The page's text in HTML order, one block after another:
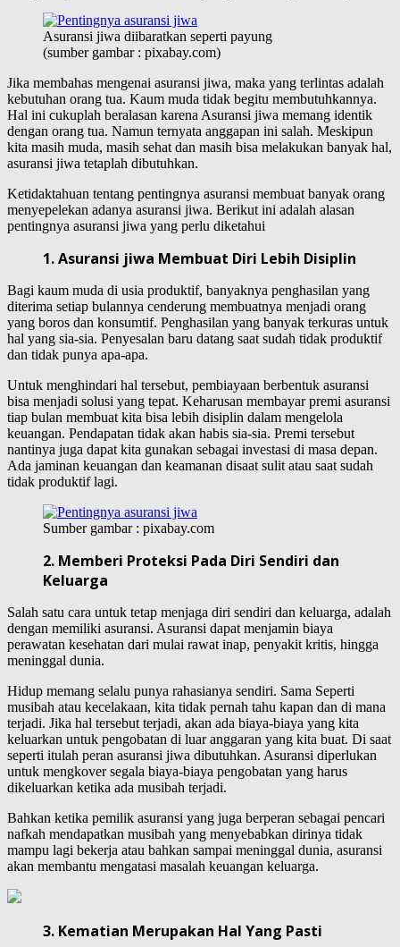
Asuransi jiwa diibaratkan seperti payung
(sumber gambar : pixabay.com)
Jika membahas mengenai asuransi jiwa, maka yang terlintas adalah
kebutuhan orang tua. Kaum muda tidak begitu membutuhkannya.
Hal ini cukuplah beralasan karena Asuransi jiwa memang identik
dengan orang tua. Namun ternyata anggapan ini salah. Meskipun
kita masih muda, masih sehat dan masih bisa melakukan banyak hal,
asuransi jiwa tetaplah dibutuhkan.
Ketidaktahuan tentang pentingnya asuransi membuat banyak orang
menyepelekan adanya asuransi jiwa. Berikut ini adalah alasan
pentingnya asuransi jiwa yang perlu diketahui
1. Asuransi jiwa Membuat Diri Lebih Disiplin
Bagi kaum muda di usia produktif, banyaknya penghasilan yang
diterima setiap bulannya cenderung membuatnya menjadi orang
yang boros dan konsumtif. Penghasilan yang banyak terkuras untuk
hal yang sia-sia. Penyesalan baru datang saat sudah tidak produktif
dan tidak punya apa-apa.
Untuk menghindari hal tersebut, pembiayaan berbentuk asuransi
bisa menjadi solusi yang tepat. Keharusan membayar premi asuransi
tiap bulan membuat kita bisa lebih disiplin dalam mengelola
keuangan. Pendapatan tidak akan habis sia-sia. Premi tersebut
nantinya juga dapat kita gunakan sebagai investasi di masa depan.
Ada jaminan keuangan dan keamanan disaat sulit atau saat sudah
tidak produktif lagi.
Sumber gambar : pixabay.com
2. Memberi Proteksi Pada Diri Sendiri dan
Keluarga
Salah satu cara untuk tetap menjaga diri sendiri dan keluarga, adalah
dengan memiliki asuransi. Asuransi dapat menjamin biaya
perawatan kesehatan dari mulai rawat inap, penyakit kritis, hingga
meninggal dunia.
Hidup memang selalu punya rahasianya sendiri. Sama Seperti
musibah atau kecelakaan, kita tidak pernah tahu kapan dan di mana
terjadi. Jika hal tersebut terjadi, akan ada biaya-biaya yang kita
keluarkan untuk pengobatan di luar anggaran yang kita buat. Di saat
seperti itulah peran asuransi jiwa dibutuhkan. Asuransi diperlukan
untuk mengkover segala biaya-biaya pengobatan yang harus
dikeluarkan ketika ada musibah terjadi.
Bahkan ketika pemilik asuransi yang juga berperan sebagai pencari
nafkah mendapatkan musibah yang menyebabkan dirinya tidak
mampu lagi bekerja atau bahkan sampai meninggal dunia, asuransi
akan membantu mengatasi masalah keuangan keluarga.
3. Kematian Merupakan Hal Yang Pasti